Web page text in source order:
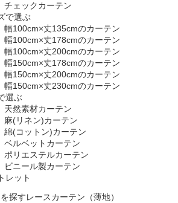
チェックカーテン
で選ぶ
幅100cm×丈135cmのカーテン
幅100cm×丈178cmのカーテン
幅100cm×丈200cmのカーテン
幅150cm×丈178cmのカーテン
幅150cm×丈200cmのカーテン
幅150cm×丈230cmのカーテン
選ぶ
天然素材カーテン
麻(リネン)カーテン
綿(コットン)カーテン
ベルベットカーテン
ポリエステルカーテン
ビニール製カーテン
レット
レースカーテン（薄地）